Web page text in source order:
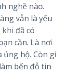
nghề nào.
vẫn là yếu
đã có
cần. Là nơi
ủng hộ. Còn gì
bến đỗ tin